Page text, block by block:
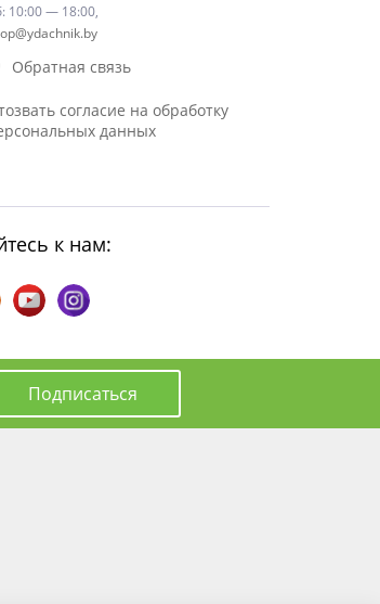
10:00 — 18:00,
Обратная связь
согласие на обработку
данных
к нам:
Подписаться